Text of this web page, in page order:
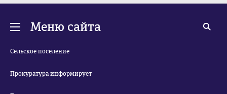
Меню сайта
Сельское поселение
Прокуратура информирует